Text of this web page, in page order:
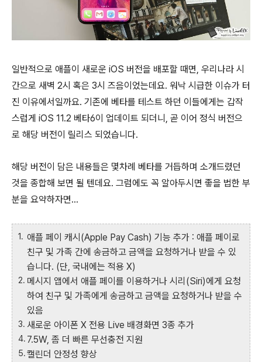
일반적으로 애플이 새로운 iOS 버전을 배포할 때면, 우리나라 시
간으로 새벽 2시 혹은 3시 즈음이었는데요. 워낙 시급한 이슈가 터
진 이유에서일까요. 기존에 베타를 테스트 하던 이들에게는 갑작
스럽게 iOS 11.2 베타6이 업데이트 되더니, 곧 이어 정식 버전으
로 해당 버전이 릴리스 되었습니다.
해당 버전이 담은 내용들은 몇차례 베타를 거듭하며 소개드렸던
것을 종합해 보면 될 텐데요. 그럼에도 꼭 알아두시면 좋을 법한 부
분을 요약하자면…
애플 페이 캐시(Apple Pay Cash) 기능 추가 : 애플 페이로
친구 및 가족 간에 송금하고 금액을 요청하거나 받을 수 있
습니다. (단, 국내에는 적용 X)
메시지 앱에서 애플 페이를 이용하거나 시리(Siri)에게 요청
하여 친구 및 가족에게 송금하고 금액을 요청하거나 받을 수
있음
새로운 아이폰 X 전용 Live 배경화면 3종 추가
7.5W, 좀 더 빠른 무선충전 지원
캘린더 안정성 향상